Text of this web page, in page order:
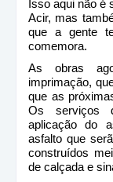
Isso aqui não é
Acir, mas
que a gente
comemora.
As obras
imprimação,
que as
Os serviços
aplicação do
asfalto que
construídos
de calçada e